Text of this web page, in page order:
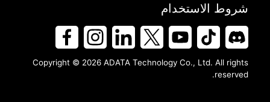
شروط الاستخدام
Copyright © 2026 ADATA Technology Co., Ltd. All rights
reserved.